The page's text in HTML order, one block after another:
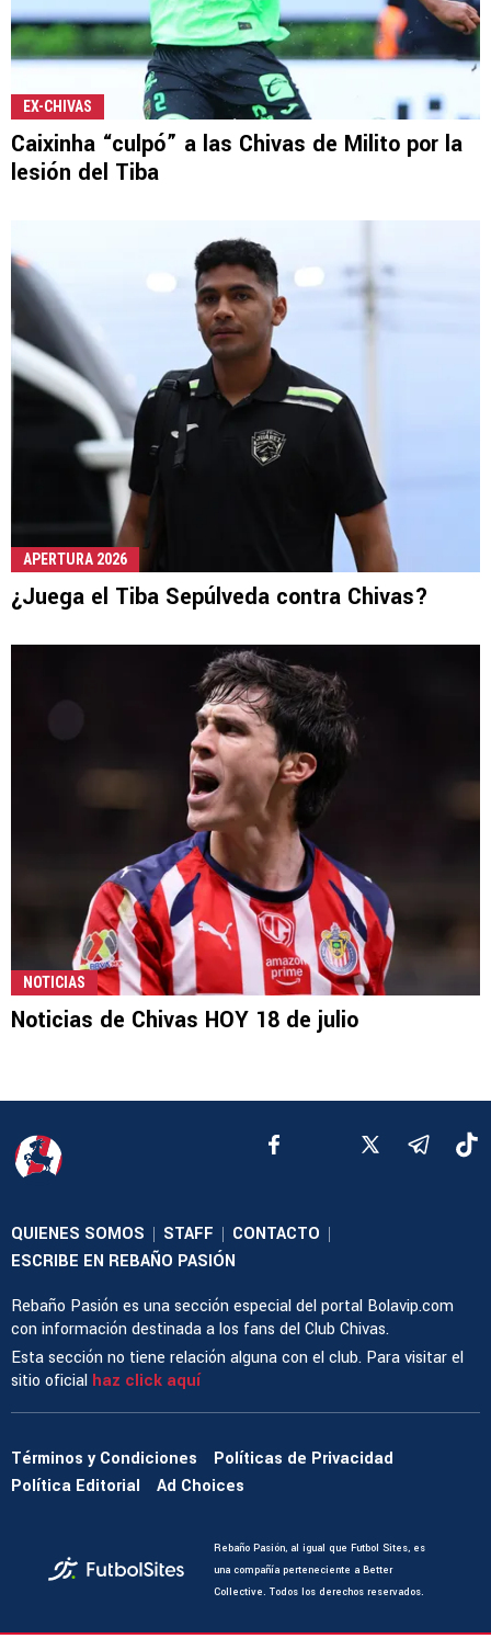
EX-CHIVAS
Caixinha “culpó” a las Chivas de Milito por la
lesión del Tiba
APERTURA 2026
¿Juega el Tiba Sepúlveda contra Chivas?
NOTICIAS
Noticias de Chivas HOY 18 de julio
QUIENES SOMOS | STAFF | CONTACTO |
ESCRIBE EN REBAÑO PASIÓN
Rebaño Pasión es una sección especial del portal Bolavip.com
con información destinada a los fans del Club Chivas.
Esta sección no tiene relación alguna con el club. Para visitar el
sitio oficial haz click aquí
Términos y Condiciones
Políticas de Privacidad
Política Editorial
Ad Choices
Rebaño Pasión, al igual que Futbol Sites, es
una compañía perteneciente a Better
Collective. Todos los derechos reservados.